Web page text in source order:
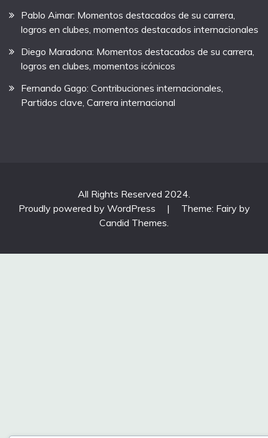
Pablo Aimar: Momentos destacados de su carrera,
logros en clubes, momentos destacados internacionales
Diego Maradona: Momentos destacados de su carrera,
logros en clubes, momentos icónicos
Fernando Gago: Contribuciones internacionales,
Partidos clave, Carrera internacional
All Rights Reserved 2024.
Proudly powered by WordPress
|
Theme: Fairy by
Candid Themes